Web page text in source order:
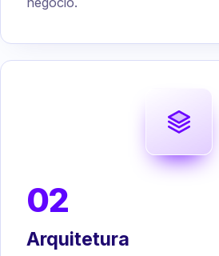
02
Arquitetura